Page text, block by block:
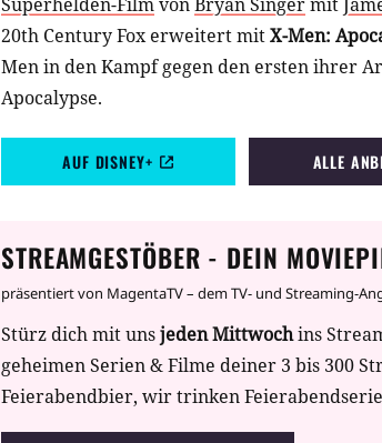
20th Century Fox erweitert mitX-Men:
Men in den Kampf gegen den ersten ihrer
Apocalypse.
AUF DISNEY+ ALLE
STREAMGESTÖBER - DEIN
präsentiert von MagentaTV – dem TV- und Streaming-
Stürz dich mit unsjeden Mittwochins
geheimen Serien & Filme deiner 3 bis 300
Feierabendbier, wir trinken